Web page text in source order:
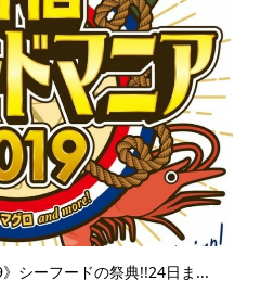
シーフードの祭典!!24日ま...